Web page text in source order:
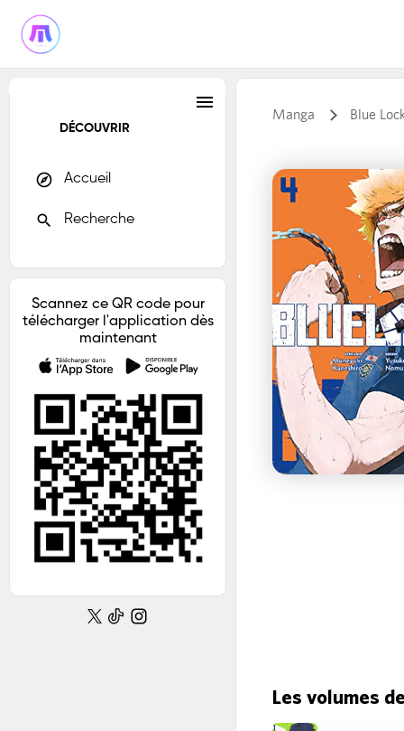
menu
DÉCOUVRIR
explore Accueil
search Recherche
Scannez ce QR code pour
télécharger l'application dès
maintenant
Manga Blue
Les volumes de